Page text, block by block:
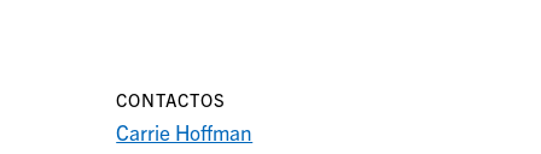
CONTACTOS
Carrie Hoffman